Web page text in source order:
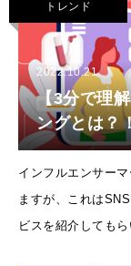
トレンド
2022.10.21
【3分で理
ングとは？
トとデメリ
インフルエンサー
ますが、これは
ビスを紹介しても